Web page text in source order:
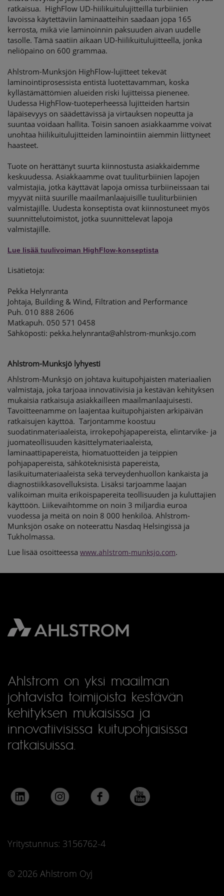
ratkaisua. HighFlow UD-hiilikuitulujitteilla turbiinien
lavoissa käytettäviin laminaatteihin saadaan jopa 165
kerrosta, mikä vie laminoinnin paksuuden aivan uudelle
tasolle. Tämä saatiin aikaan UD-hiilikuitulujitteella, jonka
neliöpaino on 600 grammaa.
Ahlstrom-Munksjön HighFlow-lujitteet tekevät
laminointiprosessista entistä luotettavamman, koska
kyllästämättömien alueiden riski lujitteissa pienenee.
Uudessa HighFlow-tuoteperheessä lujitteiden hartsin
läpäisevyys on säädettävissä ja virtauksen nopeutta ja
suuntaa voidaan hallita. Toisin sanoen asiakkaamme voivat
unohtaa hiilikuitulujitteiden laminointiin aiemmin liittyneet
haasteet.
Tuote on herättänyt suurta kiinnostusta asiakkaidemme
keskuudessa. Asiakkaamme ovat tuuliturbiinien lapojen
valmistajia, jotka käyttävät lapoja omissa turbiineissaan tai
myyvät niitä suurille maailmanlaajuisille tuuliturbiinien
valmistajille. Uudesta konseptista ovat kiinnostuneet myös
suunnittelutoimistot, jotka suunnittelevat lapoja
valmistajille.
Lue lisää tuulivoiman HighFlow-konseptista
Lisätietoja:
Pekka Helynranta
Johtaja, Building & Wind, Filtration and Performance
Puh. 010 888 2606
Matkapuh. 050 571 0458
Sähköposti: pekka.helynranta@ahlstrom-munksjo.com
Ahlstrom-Munksjö lyhyesti
Ahlstrom-Munksjö on johtava kuitupohjaisten materiaalien
valmistaja, joka tarjoaa innovatiivisia ja kestävän kehityksen
mukaisia ratkaisuja asiakkailleen maailmanlaajuisesti.
Tavoitteenamme on laajentaa kuitupohjaisten arkipäivän
ratkaisujen käyttöä. Tarjontamme koostuu
suodatinmateriaaleista, irrokepohjapapereista, elintarvike- ja
juomateollisuuden käsittelymateriaaleista,
laminaattipapereista, hiomatuotteiden ja teippien
pohjapapereista, sähköteknisistä papereista,
lasikuitumateriaaleista sekä terveydenhuollon kankaista ja
diagnostiikkasovelluksista. Lisäksi tarjoamme laajan
valikoiman muita erikoispapereita teollisuuden ja kuluttajien
käyttöön. Liikevaihtomme on noin 3 miljardia euroa
vuodessa ja meitä on noin 8 000 henkilöä. Ahlstrom-
Munksjön osake on noteerattu Nasdaq Helsingissä ja
Tukholmassa.
Lue lisää osoitteessa www.ahlstrom-munksjo.com.
Ahlstrom on yksi maailman
johtavista toimijoista kestävän
kehityksen mukaisissa ja
innovatiivisissa kuitupohjaisissa
ratkaisuissa.
Yritystunnus: 3156762-4
© 2026 Ahlstrom Oyj